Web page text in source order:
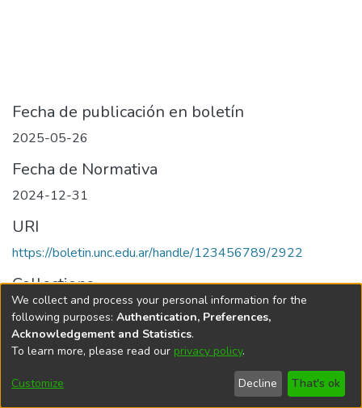
Fecha de publicación en boletín
2025-05-26
Fecha de Normativa
2024-12-31
URI
https://boletin.unc.edu.ar/handle/123456789/2922
Collections
Edición 001/2025 del 26 de mayo de 2025
Universidad Nacional de Córdoba
We collect and process your personal information for the
following purposes: Authentication, Preferences,
Acknowledgement and Statistics.
To learn more, please read our privacy policy.
Customize Decline That's ok